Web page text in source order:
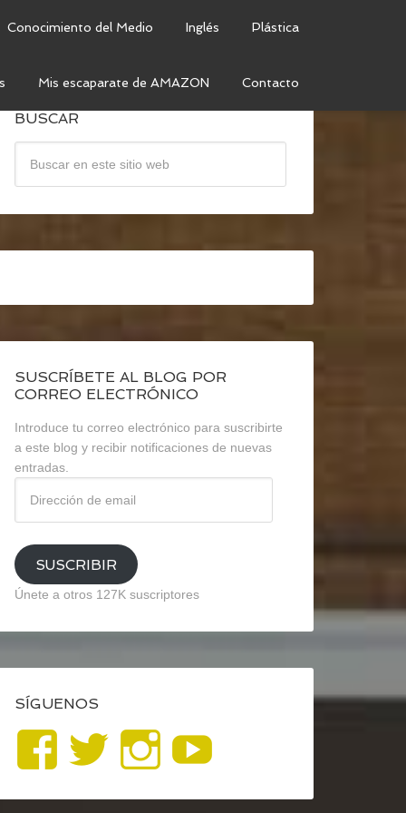
Conocimiento del Medio Inglés Plástica
Mis escaparate de AMAZON Contacto
BUSCAR
SUSCRÍBETE AL BLOG POR
CORREO ELECTRÓNICO
Introduce tu correo electrónico para suscribirte
a este blog y recibir notificaciones de nuevas
entradas.
email
SUSCRIBIR
Únete a otros 127K suscriptores
SÍGUENOS
Ver
perfil
Ver
perfil
Ver
perfil